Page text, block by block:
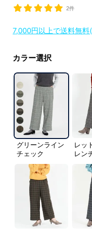
2件
7,000円以上で送料無料
カラー選択
グリーンライン
チェック
レッ
レン